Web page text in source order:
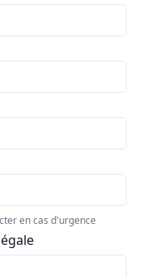
en cas d'urgence